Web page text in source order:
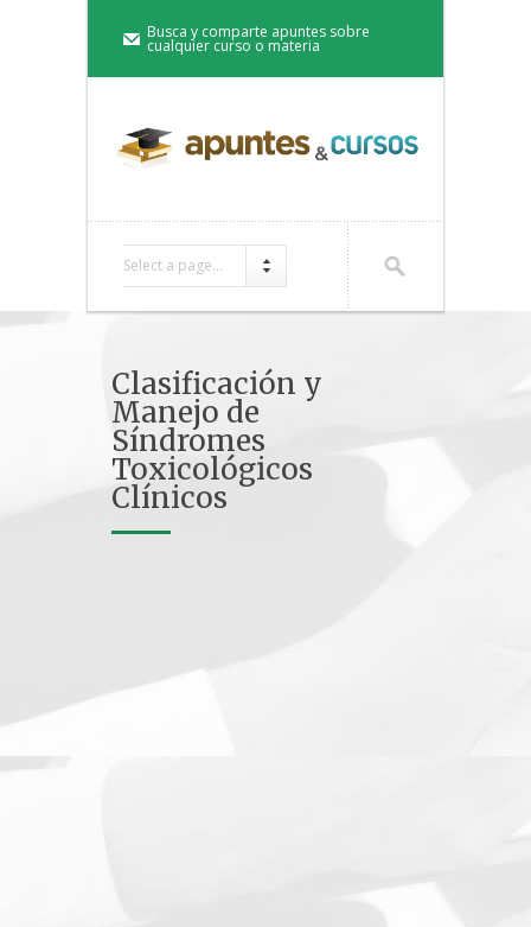
Busca y comparte apuntes sobre
cualquier curso o materia
Select a page...
Clasificación y
Manejo de
Síndromes
Toxicológicos
Clínicos